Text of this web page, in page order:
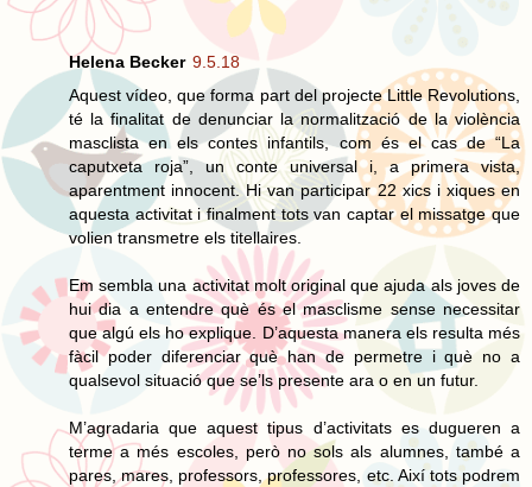
Helena Becker 9.5.18
Aquest vídeo, que forma part del projecte Little Revolutions,
té la finalitat de denunciar la normalització de la violència
masclista en els contes infantils, com és el cas de “La
caputxeta roja”, un conte universal i, a primera vista,
aparentment innocent. Hi van participar 22 xics i xiques en
aquesta activitat i finalment tots van captar el missatge que
volien transmetre els titellaires.
Em sembla una activitat molt original que ajuda als joves de
hui dia a entendre què és el masclisme sense necessitar
que algú els ho explique. D’aquesta manera els resulta més
fàcil poder diferenciar què han de permetre i què no a
qualsevol situació que se’ls presente ara o en un futur.
M’agradaria que aquest tipus d’activitats es dugueren a
terme a més escoles, però no sols als alumnes, també a
pares, mares, professors, professores, etc. Així tots podrem